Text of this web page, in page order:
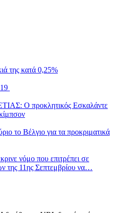
της κατά 0,25%
Ο προκλητικός Εσκαλάντε
το Βέλγιο για τα προκριματικά
νόμο που επιτρέπει σε
της 11ης Σεπτεμβρίου να…